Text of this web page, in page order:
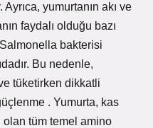
yumurtanın akı ve
faydalı olduğu bazı
bakterisi
Bu nedenle,
tüketirken dikkatli
. Yumurta, kas
olan tüm temel amino